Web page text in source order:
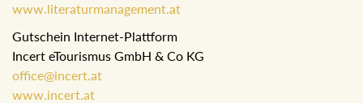
www.literaturmanagement.at
Gutschein Internet-Plattform
Incert eTourismus GmbH & Co KG
office@incert.at
www.incert.at